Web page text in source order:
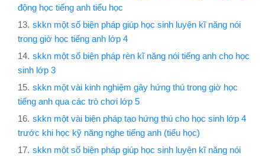
động học tiếng anh tiểu học
skkn một số biện pháp giúp học sinh luyện kĩ năng nói
trong giờ học tiếng anh lớp 4
skkn một số biện pháp rèn kĩ năng nói tiếng anh cho học
sinh lớp 3
skkn một vài kinh nghiệm gây hứng thú trong giờ học
tiếng anh qua các trò chơi lớp 5
skkn một vài biện pháp tạo hứng thú cho học sinh lớp 4
trước khi học kỹ năng nghe tiếng anh (tiểu học)
skkn một số biện pháp giúp học sinh luyện kĩ năng nói